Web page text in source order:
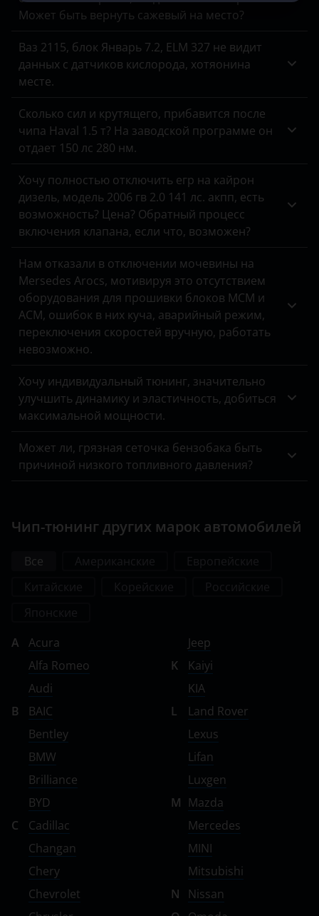
УАЗ
Может быть вернуть сажевый на место?
Ваз 2115, блок Январь 7.2, ELM 327 не видит
данных с датчиков кислорода, хотяонина
месте.
Сколько сил и крутящего, прибавится после
чипа Haval 1.5 т? На заводской программе он
отдает 150 лс 280 нм.
Хочу полностью отключить егр на кайрон
дизель, модель 2006 гв 2.0 141 лс. акпп, есть
возможность? Цена? Обратный процесс
включения клапана, если что, возможен?
Нам отказали в отключении мочевины на
Mersedes Arocs, мотивируя это отсутствием
оборудования для прошивки блоков MCM и
ACM, ошибок в них куча, аварийный режим,
переключения скоростей вручную, работать
невозможно.
Хочу индивидуальный тюнинг, значительно
улучшить динамику и эластичность, добиться
максимальной мощности.
Может ли, грязная сеточка бензобака быть
причиной низкого топливного давления?
Чип-тюнинг других марок автомобилей
Все
A
Acura
Alfa Romeo
Audi
B
BAIC
Bentley
BMW
Brilliance
BYD
C
Cadillac
Changan
Chery
Chevrolet
Jeep
K
Kaiyi
KIA
L
Land Rover
Lexus
Lifan
Luxgen
M Mazda
Mercedes
MINI
Mitsubishi
N
Nissan